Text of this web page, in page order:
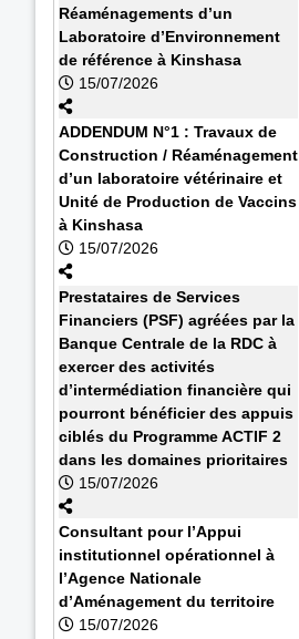
Réaménagements d’un
Laboratoire d’Environnement
de référence à Kinshasa
15/07/2026
ADDENDUM N°1 : Travaux de
Construction / Réaménagement
d’un laboratoire vétérinaire et
Unité de Production de Vaccins
à Kinshasa
15/07/2026
Prestataires de Services
Financiers (PSF) agréées par la
Banque Centrale de la RDC à
exercer des activités
d’intermédiation financière qui
pourront bénéficier des appuis
ciblés du Programme ACTIF 2
dans les domaines prioritaires
15/07/2026
Consultant pour l’Appui
institutionnel opérationnel à
l’Agence Nationale
d’Aménagement du territoire
15/07/2026